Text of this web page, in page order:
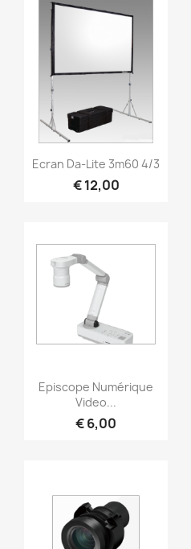
 Snel bekijken
Ecran Da-Lite 3m60 4/3
€ 12,00
Snel bekijken
Episcope Numérique
Video...
€ 6,00